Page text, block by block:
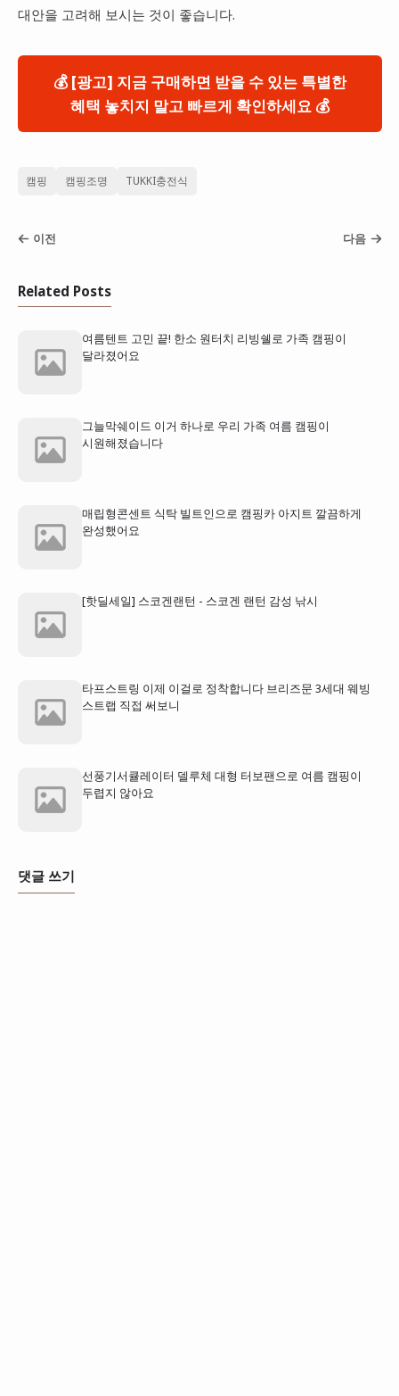
대안을 고려해 보시는 것이 좋습니다.
💰 [광고] 지금 구매하면 받을 수 있는 특별한
혜택 놓치지 말고 빠르게 확인하세요 💰
캠핑 캠핑조명 TUKKI충전식
이전 다음
Related Posts
여름텐트 고민 끝! 한소 원터치 리빙쉘로 가족 캠핑이
달라졌어요
그늘막쉐이드 이거 하나로 우리 가족 여름 캠핑이
시원해졌습니다
매립형콘센트 식탁 빌트인으로 캠핑카 아지트 깔끔하게
완성했어요
[핫딜세일] 스코겐랜턴 - 스코겐 랜턴 감성 낚시
타프스트링 이제 이걸로 정착합니다 브리즈문 3세대 웨빙
스트랩 직접 써보니
선풍기서큘레이터 델루체 대형 터보팬으로 여름 캠핑이
두렵지 않아요
댓글 쓰기